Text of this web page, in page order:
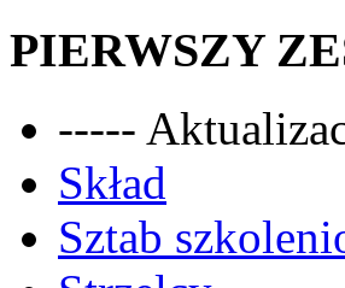
PIERWSZY
-----
Skład
Sztab